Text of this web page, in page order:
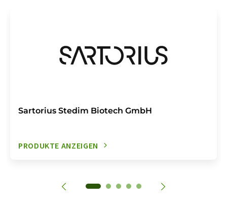
Sartorius Stedim Biotech GmbH
PRODUKTE ANZEIGEN